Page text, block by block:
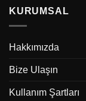
KURUMSAL
Hakkımızda
Bize Ulaşın
Kullanım Şartları